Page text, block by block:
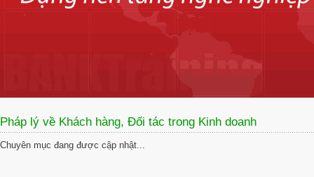
Pháp lý về Khách hàng, Đối tác trong Kinh doanh
Chuyên mục đang được cập nhật...